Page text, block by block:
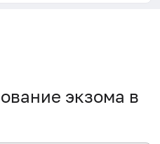
экзома в